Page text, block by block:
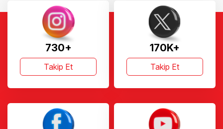
730+
Takip Et
170K+
Takip Et